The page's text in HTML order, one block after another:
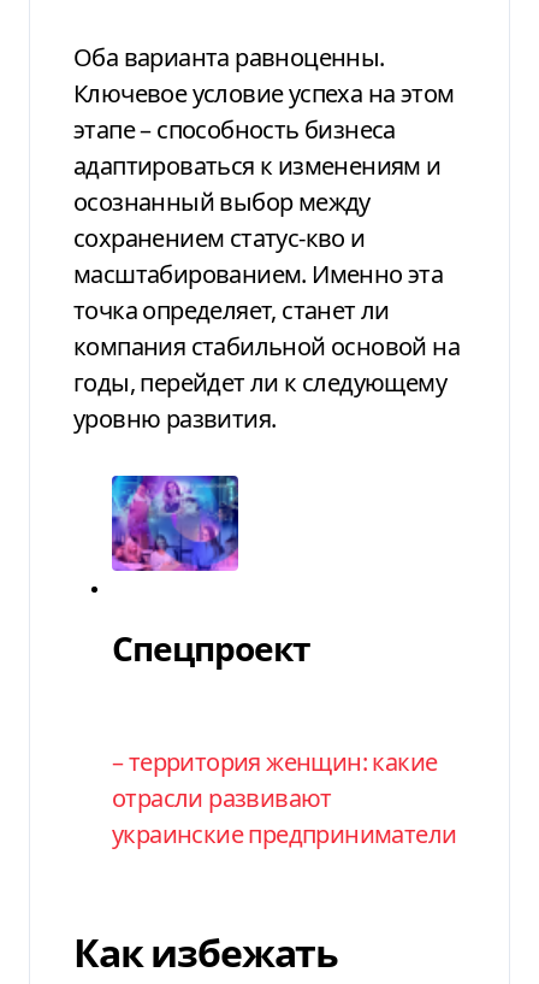
Оба варианта равноценны.
Ключевое условие успеха на этом
этапе – способность бизнеса
адаптироваться к изменениям и
осознанный выбор между
сохранением статус-кво и
масштабированием. Именно эта
точка определяет, станет ли
компания стабильной основой на
годы, перейдет ли к следующему
уровню развития.
Категория
СпецпроектСпецпроект
– территория женщин: какие
отрасли развивают
украинские предприниматели
Как избежать